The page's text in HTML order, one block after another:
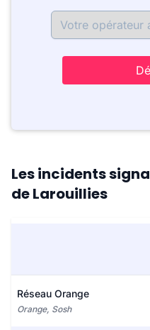
Les incidents
de Larouillies
Réseau Orange
Orange, Sosh